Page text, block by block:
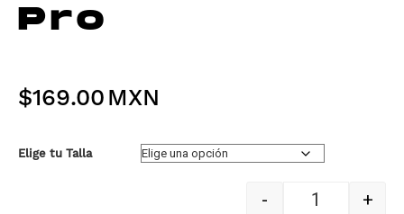
Pro
$169.00
Elige tu Talla
Quantity
- +